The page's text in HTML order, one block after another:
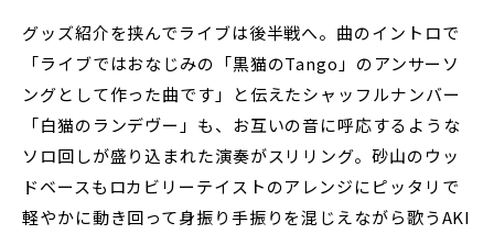
グッズ紹介を挟んでライブは後半戦へ。曲のイントロで
「ライブではおなじみの「黒猫のTango」のアンサーソ
ングとして作った曲です」と伝えたシャッフルナンバー
「白猫のランデヴー」も、お互いの音に呼応するような
ソロ回しが盛り込まれた演奏がスリリング。砂山のウッ
ドベースもロカビリーテイストのアレンジにピッタリで
軽やかに動き回って身振り手振りを混じえながら歌うAKI